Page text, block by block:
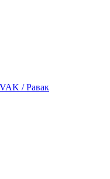
/ Равак